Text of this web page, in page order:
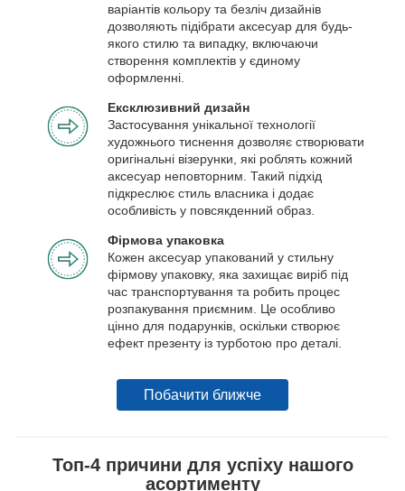
варіантів кольору та безліч дизайнів
дозволяють підібрати аксесуар для будь-
якого стилю та випадку, включаючи
створення комплектів у єдиному
оформленні.
Ексклюзивний дизайн
Застосування унікальної технології
художнього тиснення дозволяє створювати
оригінальні візерунки, які роблять кожний
аксесуар неповторним. Такий підхід
підкреслює стиль власника і додає
особливість у повсякденний образ.
Фірмова упаковка
Кожен аксесуар упакований у стильну
фірмову упаковку, яка захищає виріб під
час транспортування та робить процес
розпакування приємним. Це особливо
цінно для подарунків, оскільки створює
ефект презенту із турботою про деталі.
Побачити ближче
Топ-4 причини для успіху нашого
асортименту